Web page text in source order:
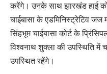
करेंगे। उनके साथ झारखंड हाई
चाईबासा के एडमिनिस्ट्रेटिव जज
सिंहभूम चाईबासा कोर्ट के
विश्वनाथ शुक्ला की उपस्थिति में
उपस्थित रहेंगे।